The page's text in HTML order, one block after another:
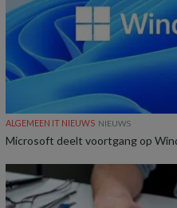
ALGEMEEN IT NIEUWS NIEUWS
Microsoft deelt voortgang op